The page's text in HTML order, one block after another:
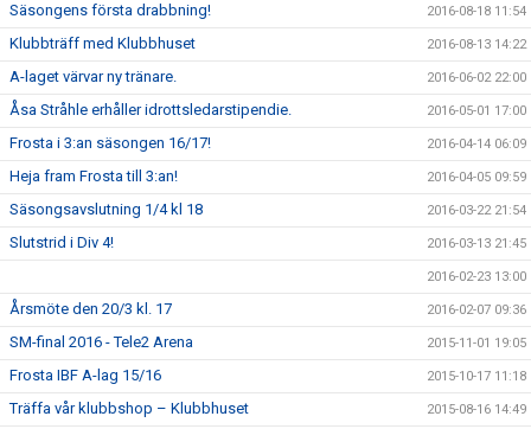
Säsongens första drabbning! 2016-08-18 11:54
Klubbträff med Klubbhuset 2016-08-13 14:22
A-laget värvar ny tränare. 2016-06-02 22:00
Åsa Stråhle erhåller idrottsledarstipendie. 2016-05-01 17:00
Frosta i 3:an säsongen 16/17! 2016-04-14 06:09
Heja fram Frosta till 3:an! 2016-04-05 09:59
Säsongsavslutning 1/4 kl 18 2016-03-22 21:54
Slutstrid i Div 4! 2016-03-13 21:45
2016-02-23 13:00
Årsmöte den 20/3 kl. 17 2016-02-07 09:36
SM-final 2016 - Tele2 Arena 2015-11-01 19:05
Frosta IBF A-lag 15/16 2015-10-17 11:18
Träffa vår klubbshop – Klubbhuset 2015-08-16 14:49